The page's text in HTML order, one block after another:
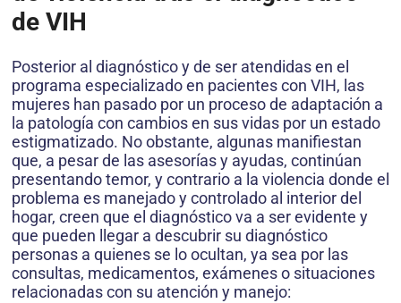
de VIH
Posterior al diagnóstico y de ser atendidas en el
programa especializado en pacientes con VIH, las
mujeres han pasado por un proceso de adaptación a
la patología con cambios en sus vidas por un estado
estigmatizado. No obstante, algunas manifiestan
que, a pesar de las asesorías y ayudas, continúan
presentando temor, y contrario a la violencia donde el
problema es manejado y controlado al interior del
hogar, creen que el diagnóstico va a ser evidente y
que pueden llegar a descubrir su diagnóstico
personas a quienes se lo ocultan, ya sea por las
consultas, medicamentos, exámenes o situaciones
relacionadas con su atención y manejo: